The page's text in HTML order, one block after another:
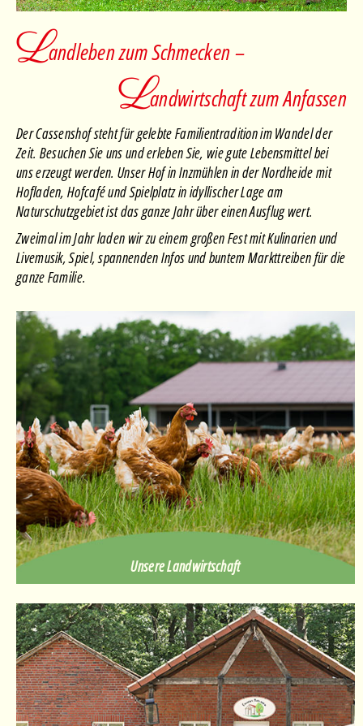
Landleben zum Schmecken –
Landwirtschaft zum Anfassen
Der Cassenshof steht für gelebte Familientradition im Wandel der
Zeit. Besuchen Sie uns und erleben Sie, wie gute Lebensmittel bei
uns erzeugt werden. Unser Hof in Inzmühlen in der Nordheide mit
Hofladen, Hofcafé und Spielplatz in idyllischer Lage am
Naturschutzgebiet ist das ganze Jahr über einen Ausflug wert.
Zweimal im Jahr laden wir zu einem großen Fest mit Kulinarien und
Livemusik, Spiel, spannenden Infos und buntem Markttreiben für die
ganze Familie.
Unsere Landwirtschaft